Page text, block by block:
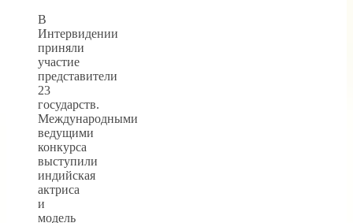
В
Интервидении
приняли
участие
представители
23
государств.
Международными
ведущими
конкурса
выступили
индийская
актриса
и
модель